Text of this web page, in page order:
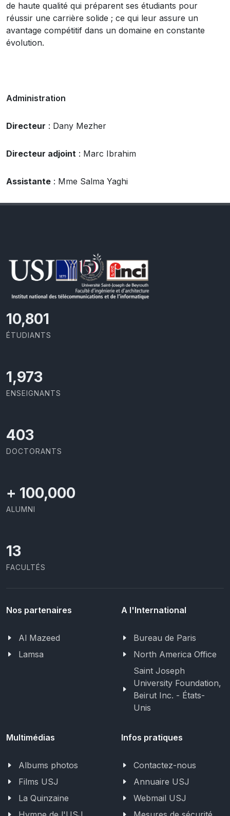
de haute qualité qui préparent ses étudiants pour
réussir une carrière solide ; ce qui leur assure un
avantage compétitif dans un domaine en constante
évolution.
Administration
Directeur : Dany Mezher
Directeur adjoint : Marc Ibrahim
Assistante : Mme Salma Yaghi
11,727
ÉTUDIANTS
2,142
ENSEIGNANTS
437
DOCTORANTS
+ 100,000
ALUMNI
13
FACULTÉS
Nos partenaires
Al Mazeed
Lamsa
A l'International
Bureau de Paris
North America Office
Saint Joseph
University Foundation,
Beirut Inc. - États-
Unis
Multimédias
Albums photos
Films USJ
La Quinzaine
Infos pratiques
Contactez-nous
Annuaire USJ
Webmail USJ